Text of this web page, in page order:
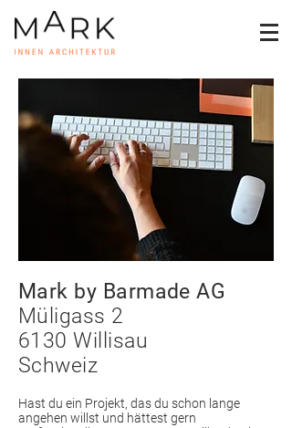
Mark by Barmade AG
Müligass 2
6130 Willisau
Schweiz
Hast du ein Projekt, das du schon lange
angehen willst und hättest gern